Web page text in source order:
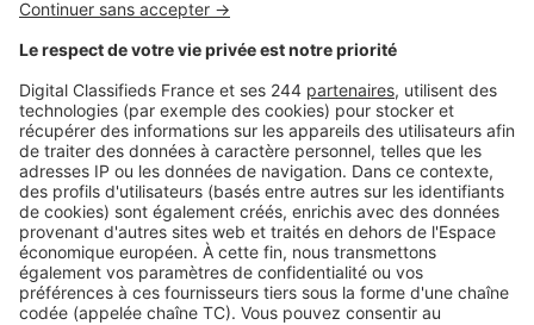
Logic-Immo c’est aussi …
Retrouvez-nous sur …
A propos